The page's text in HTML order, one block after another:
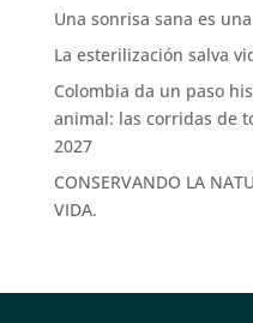
Una sonrisa sana es
La esterilización salva
Colombia da un paso
animal: las corridas de
2027
CONSERVANDO LA
VIDA.